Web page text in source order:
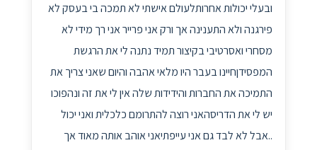
ובעלי יכולות אחרותלעולם אישתי לא תמכה בי בעסק לא
פירגנה ולא התענינה אך ורק אני פרייר אני רך מידי לא
מסחרי ואסרטיבי בקיצור תמיד נתנה לי את הרגשת
המפסידןחיינו בעבר היו מלאי אהבה והיום שאני צריך את
התמיכה את החברות והידידות שלה אין לי את זה ונהפוכו
יש לי את הדריסהאני רוצה להתרומם כלכלית ואני יכול
..אבל לא לבד גם אני עייפתיאני אוהב אותה מאוד אך